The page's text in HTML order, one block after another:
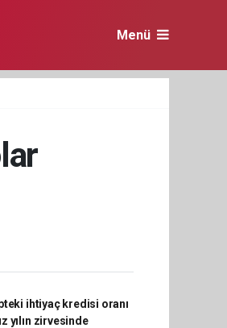
Menü
ihtiyaç kredisi oranı
yılın zirvesinde